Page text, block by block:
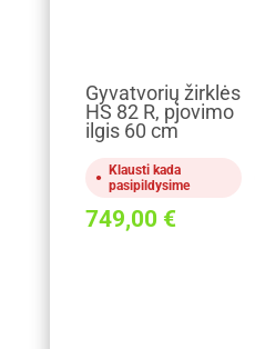
Gyvatvorių žirklės
HS 82 R, pjovimo
ilgis 60 cm
Klausti kada
pasipildysime
749,00 €